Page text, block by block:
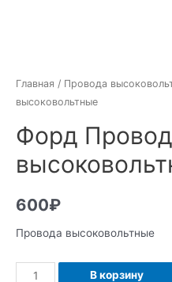
Главная / Провода
высоковольтные
Форд
600₽
Провода высоковольтные
Количество
В корзину